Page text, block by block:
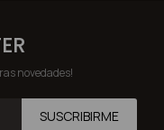
novedades!
SUSCRIBIRME